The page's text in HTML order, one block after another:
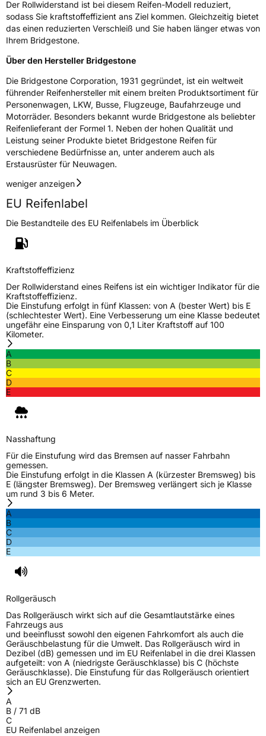
Rollgeräusch (dB) 71
FahrzeugklasseC1
EPREL ID382533
Allgemeine Produktsicherheit (GPSR)
Herstellerkontakt BRIDGESTONE EU NV/SA, Via del Fosso del
Salceto 13/15 00128 Rome Italien,
market.surveillance@bridgestone.eu
Der Rollwiderstand ist bei diesem Reifen-Modell reduziert,
sodass Sie kraftstoffeffizient ans Ziel kommen. Gleichzeitig bietet
das einen reduzierten Verschleiß und Sie haben länger etwas von
Ihrem Bridgestone.
Über den Hersteller Bridgestone
Die Bridgestone Corporation, 1931 gegründet, ist ein weltweit
führender Reifenhersteller mit einem breiten Produktsortiment für
Personenwagen, LKW, Busse, Flugzeuge, Baufahrzeuge und
Motorräder. Besonders bekannt wurde Bridgestone als beliebter
Reifenlieferant der Formel 1. Neben der hohen Qualität und
Leistung seiner Produkte bietet Bridgestone Reifen für
verschiedene Bedürfnisse an, unter anderem auch als
Erstausrüster für Neuwagen.
weniger anzeigen
EU Reifenlabel
Die Bestandteile des EU Reifenlabels im Überblick
Kraftstoffeffizienz
Der Rollwiderstand eines Reifens ist ein wichtiger Indikator für die
Kraftstoffeffizienz.
Die Einstufung erfolgt in fünf Klassen: von A (bester Wert) bis E
(schlechtester Wert). Eine Verbesserung um eine Klasse bedeutet
ungefähr eine Einsparung von 0,1 Liter Kraftstoff auf 100
Kilometer.
A
B
C
D
E
Nasshaftung
Für die Einstufung wird das Bremsen auf nasser Fahrbahn
gemessen.
Die Einstufung erfolgt in die Klassen A (kürzester Bremsweg) bis
E (längster Bremsweg). Der Bremsweg verlängert sich je Klasse
um rund 3 bis 6 Meter.
A
B
C
D
E
Rollgeräusch
Das Rollgeräusch wirkt sich auf die Gesamtlautstärke eines
Fahrzeugs aus
und beeinflusst sowohl den eigenen Fahrkomfort als auch die
Geräuschbelastung für die Umwelt. Das Rollgeräusch wird in
Dezibel (dB) gemessen und im EU Reifenlabel in die drei Klassen
aufgeteilt: von A (niedrigste Geräuschklasse) bis C (höchste
Geräuschklasse). Die Einstufung für das Rollgeräusch orientiert
sich an EU Grenzwerten.
A
B / 71 dB
C
EU Reifenlabel anzeigen